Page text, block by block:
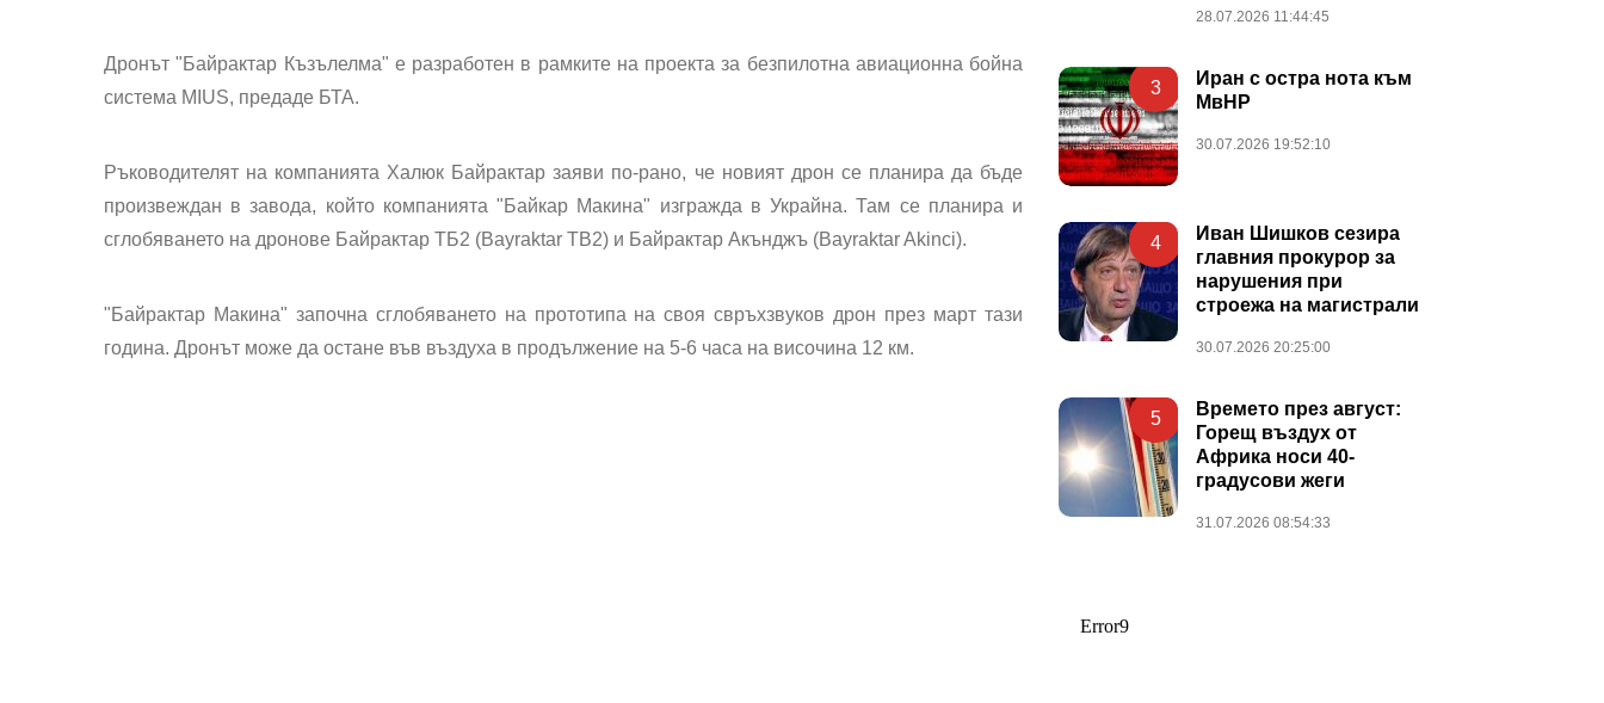
Дронът "Байрактар Къзълелма" е разработен в рамките на проекта за безпилотна авиационна бойна
система MIUS, предаде БТА.
Ръководителят на компанията Халюк Байрактар заяви по-рано, че новият дрон се планира да бъде
произвеждан в завода, който компанията "Байкар Макина" изгражда в Украйна. Там се планира и
сглобяването на дронове Байрактар ТБ2 (Bayraktar TB2) и Байрактар Акънджъ (Bayraktar Akinci).
"Байрактар Макина" започна сглобяването на прототипа на своя свръхзвуков дрон през март тази
година. Дронът може да остане във въздуха в продължение на 5-6 часа на височина 12 км.
28.07.2026 11:44:45
3
Иран с остра нота към
МвНР
30.07.2026 19:52:10
4
Иван Шишков сезира
главния прокурор за
нарушения при
строежа на магистрали
30.07.2026 20:25:00
5
Времето през август:
Горещ въздух от
Африка носи 40-
градусови жеги
31.07.2026 08:54:33